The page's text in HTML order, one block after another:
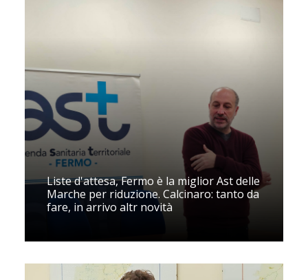
Liste d'attesa, Fermo è la miglior Ast delle
Marche per riduzione. Calcinaro: tanto da
fare, in arrivo altr novità